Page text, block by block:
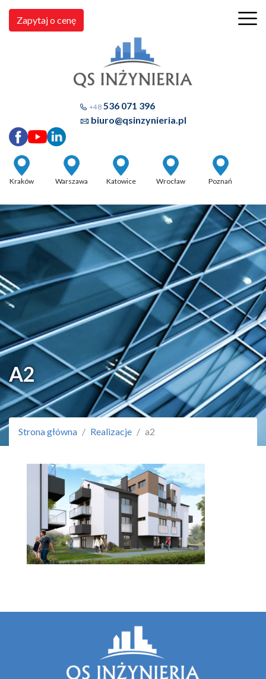
Kraków Warszawa Katowice Wrocław Poznań
+48536 071 396
biuro@qsinzynieria.pl
Zapytaj o cenę
A2
Strona główna Realizacje a2